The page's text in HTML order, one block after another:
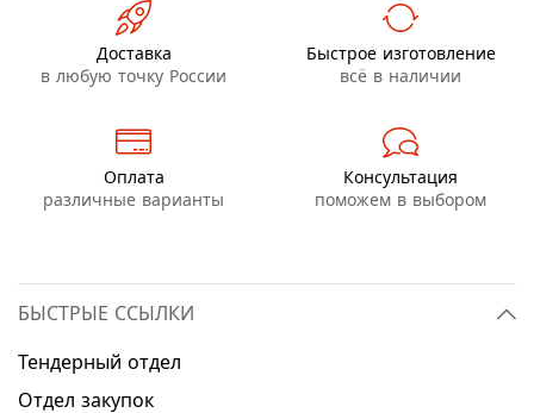
Доставка
в любую точку России
Быстрое изготовление
всё в наличии
Оплата
различные варианты
Консультация
поможем в выбором
БЫСТРЫЕ ССЫЛКИ
Тендерный отдел
Отдел закупок